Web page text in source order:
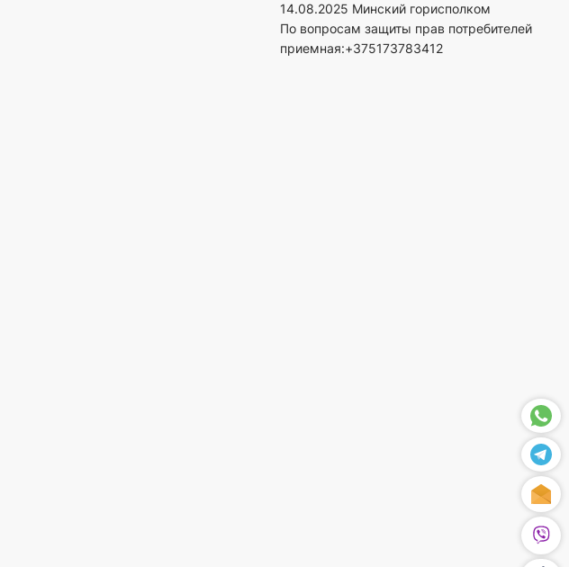
14.08.2025 Минский горисполком
По вопросам защиты прав потребителей
приемная:+375173783412